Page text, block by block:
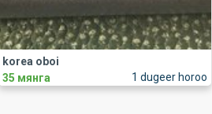
1 dugeer horoo
korea oboi
35 мянга